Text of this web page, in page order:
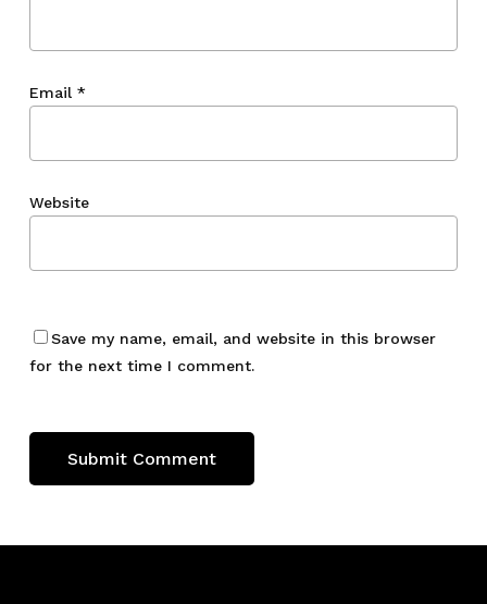
Email *
Website
Save my name, email, and website in this browser
for the next time I comment.